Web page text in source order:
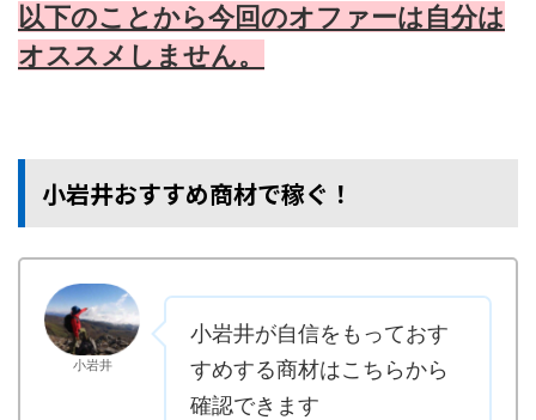
以下のことから今回のオファーは自分は
オススメしません。
小岩井おすすめ商材で稼ぐ！
小岩井
小岩井が自信をもっておす
すめする商材はこちらから
確認できます